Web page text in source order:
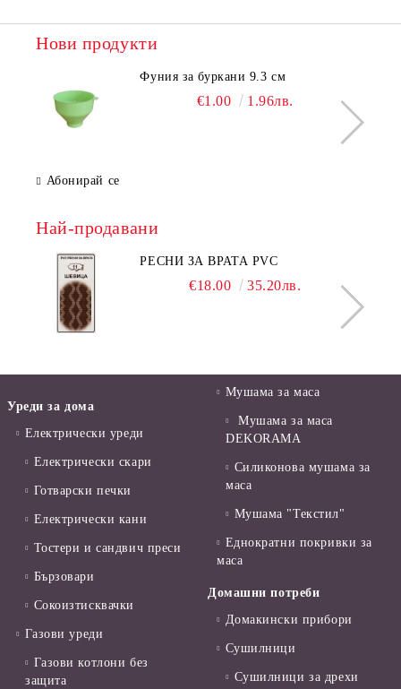
Нови продукти
Фуния за буркани 9.3 см
€1.00 1.96лв.
Абонирай се
Най-продавани
РЕСНИ ЗА ВРАТА PVC
€18.00 35.20лв.
Уреди за дома
Електрически уреди
Електрически скари
Готварски печки
Електрически кани
Тостери и сандвич преси
Бързовари
Сокоизтисквачки
Газови уреди
Газови котлони без
защита
Мушама за маса
Мушама за маса
DEKORAMA
Силиконова мушама за
маса
Мушама "Текстил"
Еднократни покривки за
маса
Домашни потреби
Домакински прибори
Сушилници
Сушилници за дрехи